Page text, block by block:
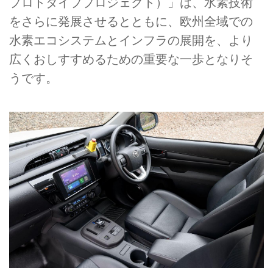
をさらに発展させるとともに、欧州全域での
水素エコシステムとインフラの展開を、より
広くおしすすめるための重要な一歩となりそ
うです。